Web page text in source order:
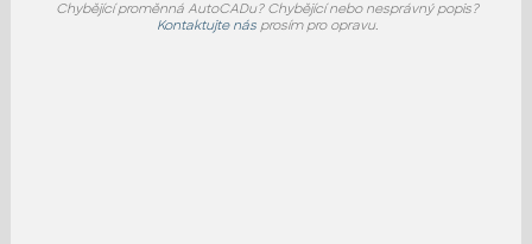
Chybějící proměnná AutoCADu? Chybějící nebo nesprávný popis?
Kontaktujte násprosím pro opravu.